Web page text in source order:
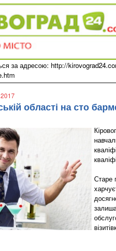
за адресою: http://
області на сто
Старе